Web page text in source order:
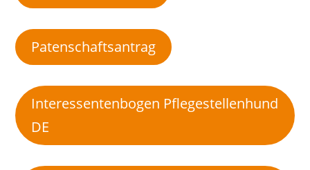
Patenschaftsantrag
Interessentenbogen Pflegestellenhund
DE